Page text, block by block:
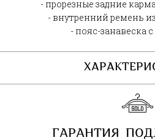
- прорезные задние
- внутренний ремень
- пояс-занавеска
ГАРАНТИЯ